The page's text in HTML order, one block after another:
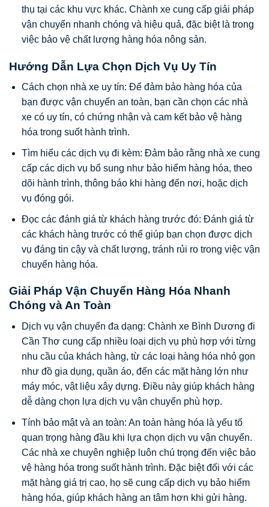
thụ tại các khu vực khác. Chành xe cung cấp giải pháp
vận chuyển nhanh chóng và hiệu quả, đặc biệt là trong
việc bảo vệ chất lượng hàng hóa nông sản.
Hướng Dẫn Lựa Chọn Dịch Vụ Uy Tín
Cách chọn nhà xe uy tín: Để đảm bảo hàng hóa của
bạn được vận chuyển an toàn, bạn cần chọn các nhà
xe có uy tín, có chứng nhận và cam kết bảo vệ hàng
hóa trong suốt hành trình.
Tìm hiểu các dịch vụ đi kèm: Đảm bảo rằng nhà xe cung
cấp các dịch vụ bổ sung như bảo hiểm hàng hóa, theo
dõi hành trình, thông báo khi hàng đến nơi, hoặc dịch
vụ đóng gói.
Đọc các đánh giá từ khách hàng trước đó: Đánh giá từ
các khách hàng trước có thể giúp bạn chọn được dịch
vụ đáng tin cậy và chất lượng, tránh rủi ro trong việc vận
chuyển hàng hóa.
Giải Pháp Vận Chuyển Hàng Hóa Nhanh
Chóng và An Toàn
Dịch vụ vận chuyển đa dạng: Chành xe Bình Dương đi
Cần Thơ cung cấp nhiều loại dịch vụ phù hợp với từng
nhu cầu của khách hàng, từ các loại hàng hóa nhỏ gọn
như đồ gia dụng, quần áo, đến các mặt hàng lớn như
máy móc, vật liệu xây dựng. Điều này giúp khách hàng
dễ dàng chọn lựa dịch vụ vận chuyển phù hợp.
Tính bảo mật và an toàn: An toàn hàng hóa là yếu tố
quan trọng hàng đầu khi lựa chọn dịch vụ vận chuyển.
Các nhà xe chuyên nghiệp luôn chú trọng đến việc bảo
vệ hàng hóa trong suốt hành trình. Đặc biệt đối với các
mặt hàng giá trị cao, họ sẽ cung cấp dịch vụ bảo hiểm
hàng hóa, giúp khách hàng an tâm hơn khi gửi hàng.